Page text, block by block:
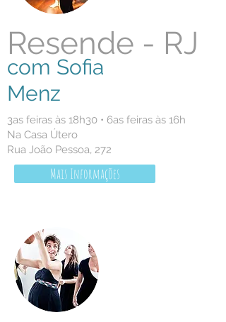
Resende - RJ
com Sofia
Menz
3as feiras às 18h30 • 6as feiras às 16h
Na Casa Útero
Rua João Pessoa, 272
Mais Informações